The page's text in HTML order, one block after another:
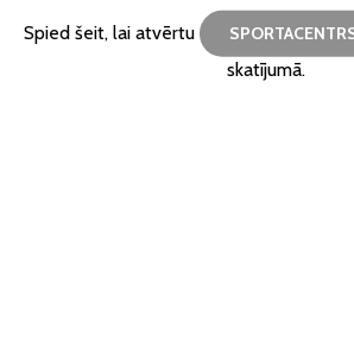
Spied šeit, lai atvērtu
skatījumā.